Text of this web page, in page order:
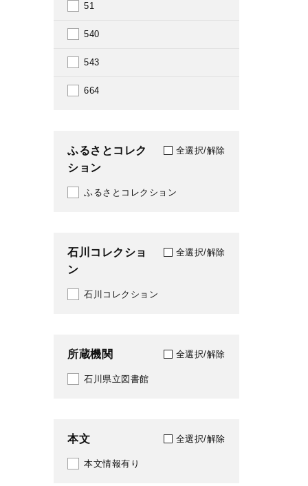
1995
1996
1998
51
540
543
664
ふるさとコレク
ション
全選択/解除
ふるさとコレクション
石川コレクショ
ン
全選択/解除
石川コレクション
所蔵機関 全選択/解除
石川県立図書館
本文 全選択/解除
本文情報有り